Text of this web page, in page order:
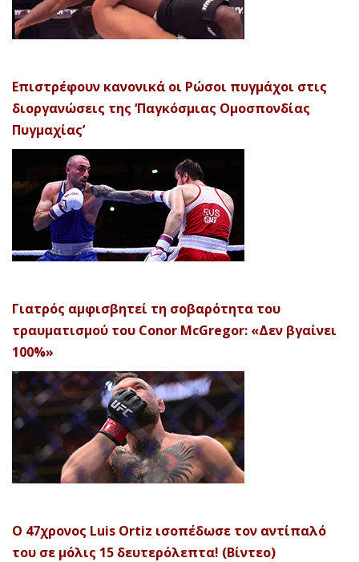
Επιστρέφουν κανονικά οι Ρώσοι πυγμάχοι στις
διοργανώσεις της ‘Παγκόσμιας Ομοσπονδίας
Πυγμαχίας’
Γιατρός αμφισβητεί τη σοβαρότητα του
τραυματισμού του Conor McGregor: «Δεν βγαίνει
100%»
Ο 47χρονος Luis Ortiz ισοπέδωσε τον αντίπαλό
του σε μόλις 15 δευτερόλεπτα! (Βίντεο)